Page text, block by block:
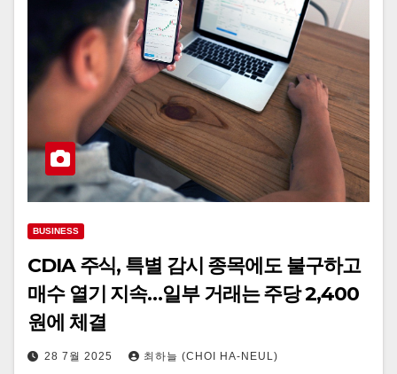
BUSINESS
CDIA 주식, 특별 감시 종목에도 불구하고
매수 열기 지속…일부 거래는 주당 2,400
원에 체결
28 7월 2025 최하늘 (CHOI HA-NEUL)